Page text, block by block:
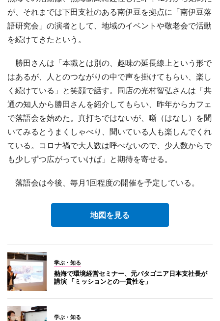
が、それまでは下田支社のある南伊豆を拠点に「南伊豆落
語研究会」の演者として、地域のイベントや敬老会で活動
を続けてきたという。
勝田さんは「本職とは別の、趣味の延長線上という形で
はあるが、人とのつながりの中で声を掛けてもらい、楽し
く続けている」と笑顔で話す。同店の光村智弘さんは「共
通の知人から勝田さんを紹介してもらい、昨年からカフェ
で落語会を始めた。真打ちではないが、噺（はなし）を聞
いてみるとうまくしゃべり、聞いている人も楽しんでくれ
ている。コロナ禍で大人数は呼べないので、少人数からで
も少しずつ広がっていけば」と期待を寄せる。
落語会は今後、毎月1回程度の開催を予定している。
地図を見る
学ぶ・知る
熱海で環境経営セミナー、元パタゴニア日本支社長が
講演 「ミッションとの一貫性を」
学ぶ・知る